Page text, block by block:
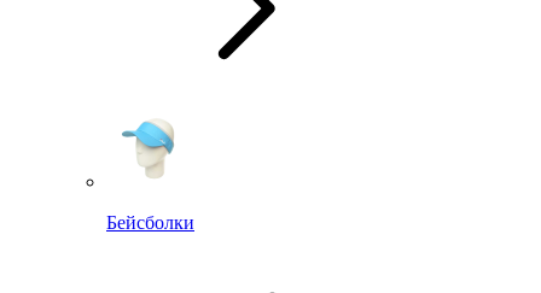
Бейсболки